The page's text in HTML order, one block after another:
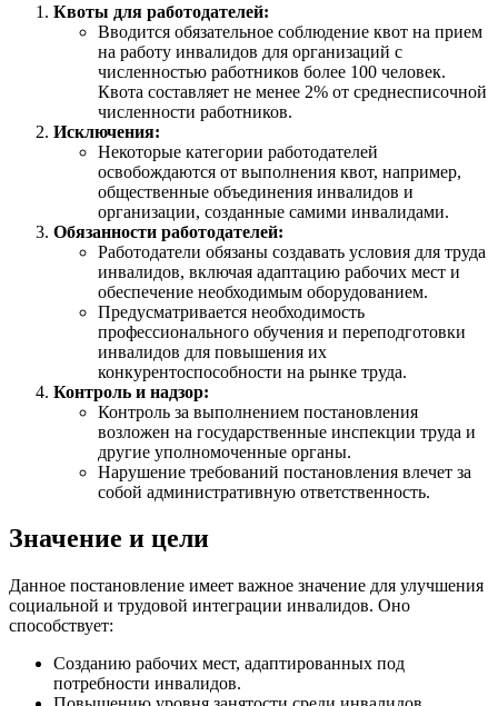
Квоты для работодателей:
Вводится обязательное соблюдение квот на прием
на работу инвалидов для организаций с
численностью работников более 100 человек.
Квота составляет не менее 2% от среднесписочной
численности работников.
Исключения:
Некоторые категории работодателей
освобождаются от выполнения квот, например,
общественные объединения инвалидов и
организации, созданные самими инвалидами.
Обязанности работодателей:
Работодатели обязаны создавать условия для труда
инвалидов, включая адаптацию рабочих мест и
обеспечение необходимым оборудованием.
Предусматривается необходимость
профессионального обучения и переподготовки
инвалидов для повышения их
конкурентоспособности на рынке труда.
Контроль и надзор:
Контроль за выполнением постановления
возложен на государственные инспекции труда и
другие уполномоченные органы.
Нарушение требований постановления влечет за
собой административную ответственность.
Значение и цели
Данное постановление имеет важное значение для улучшения
социальной и трудовой интеграции инвалидов. Оно
способствует:
Созданию рабочих мест, адаптированных под
потребности инвалидов.